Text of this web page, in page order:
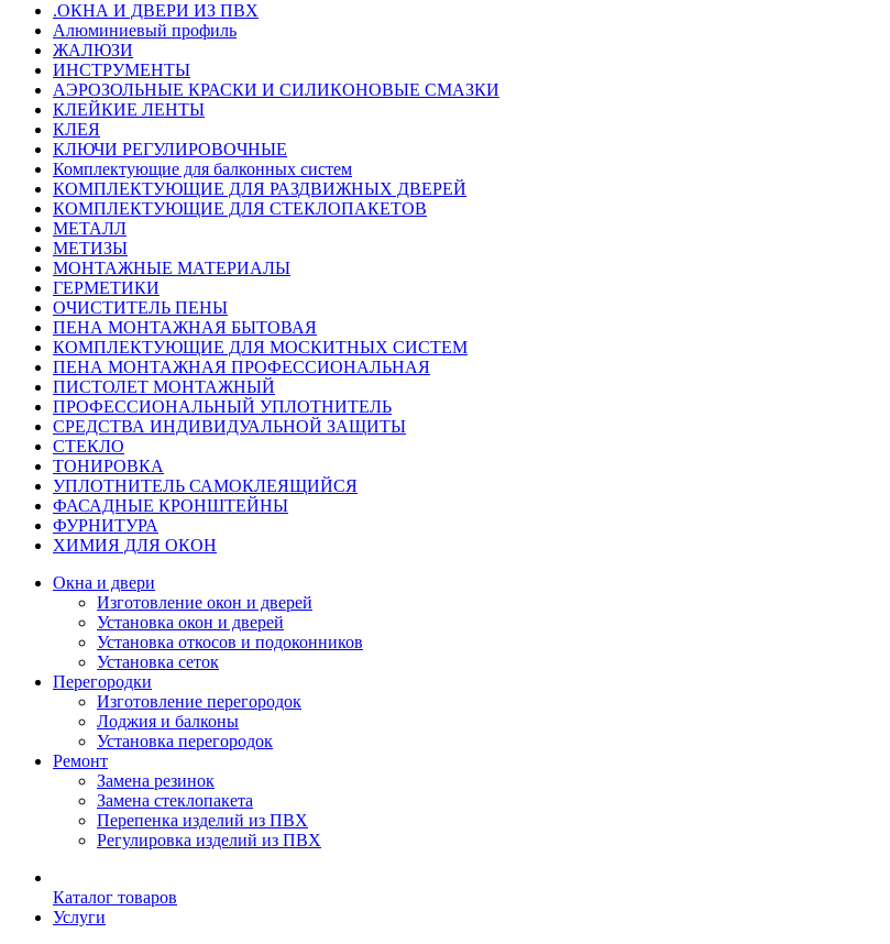
.ОКНА И ДВЕРИ ИЗ ПВХ
Алюминиевый профиль
ЖАЛЮЗИ
ИНСТРУМЕНТЫ
АЭРОЗОЛЬНЫЕ КРАСКИ И СИЛИКОНОВЫЕ СМАЗКИ
КЛЕЙКИЕ ЛЕНТЫ
КЛЕЯ
КЛЮЧИ РЕГУЛИРОВОЧНЫЕ
Комплектующие для балконных систем
КОМПЛЕКТУЮЩИЕ ДЛЯ РАЗДВИЖНЫХ ДВЕРЕЙ
КОМПЛЕКТУЮЩИЕ ДЛЯ СТЕКЛОПАКЕТОВ
МЕТАЛЛ
МЕТИЗЫ
МОНТАЖНЫЕ МАТЕРИАЛЫ
ГEPМЕТИКИ
ОЧИСТИТЕЛЬ ПЕНЫ
ПЕНА МОНТАЖНАЯ БЫТОВАЯ
КОМПЛЕКТУЮЩИЕ ДЛЯ МОСКИТНЫХ СИСТЕМ
ПЕНА МОНТАЖНАЯ ПРОФЕССИОНАЛЬНАЯ
ПИСТОЛЕТ МОНТАЖНЫЙ
ПРОФЕССИОНАЛЬНЫЙ УПЛОТНИТЕЛЬ
СРЕДСТВА ИНДИВИДУАЛЬНОЙ ЗАЩИТЫ
СТЕКЛО
ТОНИРОВКА
УПЛОТНИТЕЛЬ САМОКЛЕЯЩИЙСЯ
ФАСАДНЫЕ КРОНШТЕЙНЫ
ФУРНИТУРА
ХИМИЯ ДЛЯ ОКОН
Окна и двери
Изготовление окон и дверей
Установка окон и дверей
Установка откосов и подоконников
Установка сеток
Перегородки
Изготовление перегородок
Лоджия и балконы
Установка перегородок
Ремонт
Замена резинок
Замена стеклопакета
Перепенка изделий из ПВХ
Регулировка изделий из ПВХ
Каталог товаров
Услуги